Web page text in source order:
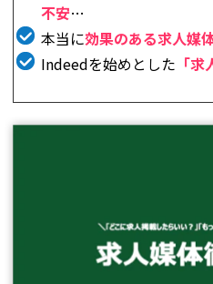
不安…
本当に効果のある求人媒
Indeedを始めとした 「求